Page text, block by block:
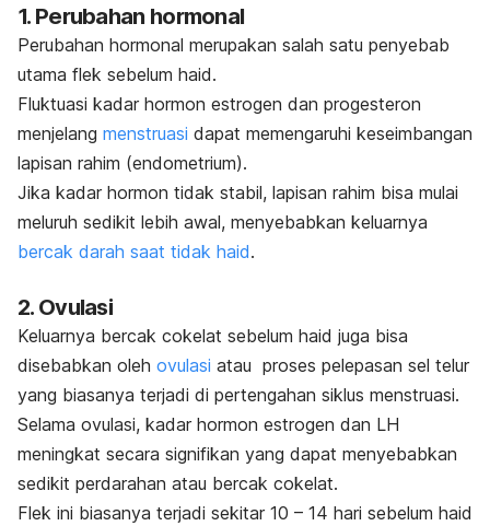
1. Perubahan hormonal
Perubahan hormonal merupakan salah satu penyebab
utama flek sebelum haid.
Fluktuasi kadar hormon estrogen dan progesteron
menjelang menstruasi dapat memengaruhi keseimbangan
lapisan rahim (endometrium).
Jika kadar hormon tidak stabil, lapisan rahim bisa mulai
meluruh sedikit lebih awal, menyebabkan keluarnya
bercak darah saat tidak haid.
2. Ovulasi
Keluarnya bercak cokelat sebelum haid juga bisa
disebabkan oleh ovulasi atau proses pelepasan sel telur
yang biasanya terjadi di pertengahan siklus menstruasi.
Selama ovulasi, kadar hormon estrogen dan LH
meningkat secara signifikan yang dapat menyebabkan
sedikit perdarahan atau bercak cokelat.
Flek ini biasanya terjadi sekitar 10 – 14 hari sebelum haid